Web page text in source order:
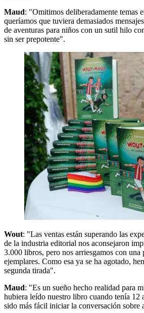
Maud: "Omitimos deliberadamente temas
queríamos que tuviera demasiados
de aventuras para niños con un sutil hilo
sin ser prepotente".
Wout: "Las ventas están superando las
de la industria editorial nos aconsejaron
3.000 libros, pero nos arriesgamos con una
ejemplares. Como esa ya se ha agotado,
segunda tirada".
Maud: "Es un sueño hecho realidad para
hubiera leído nuestro libro cuando tenía 12
sido más fácil iniciar la conversación sobre